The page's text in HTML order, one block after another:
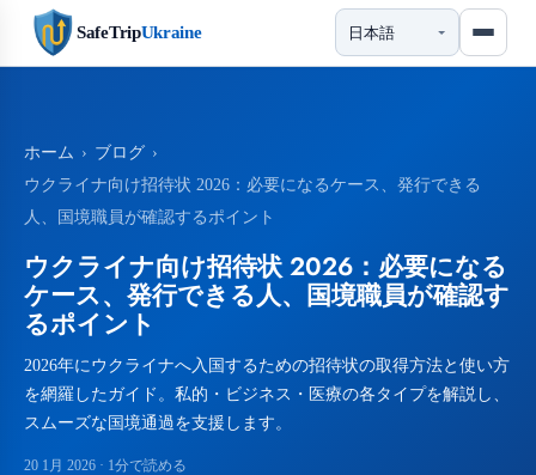
SafeTripUkraine
ホーム › ブログ ›
ウクライナ向け招待状 2026：必要になるケース、発行できる
人、国境職員が確認するポイント
ウクライナ向け招待状 2026：必要になる
ケース、発行できる人、国境職員が確認す
るポイント
2026年にウクライナへ入国するための招待状の取得方法と使い方
を網羅したガイド。私的・ビジネス・医療の各タイプを解説し、
スムーズな国境通過を支援します。
20 1月 2026 · 1分で読める